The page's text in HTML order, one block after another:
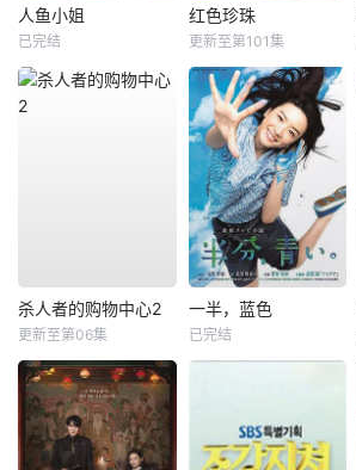
人鱼小姐
已完结
红色珍珠
更新至第101集
杀人者的购物中心2
更新至第06集
一半，蓝色
已完结